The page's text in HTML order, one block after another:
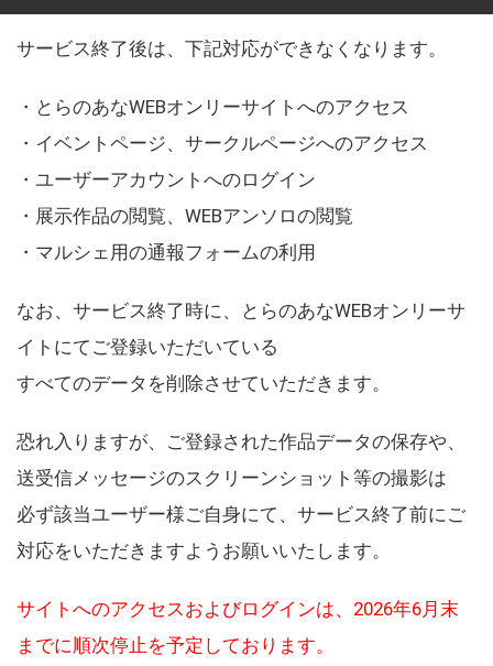
サービス終了後は、下記対応ができなくなります。
・とらのあなWEBオンリーサイトへのアクセス
・イベントページ、サークルページへのアクセス
・ユーザーアカウントへのログイン
・展示作品の閲覧、WEBアンソロの閲覧
・マルシェ用の通報フォームの利用
なお、サービス終了時に、とらのあなWEBオンリーサ
イトにてご登録いただいている
すべてのデータを削除させていただきます。
恐れ入りますが、ご登録された作品データの保存や、
送受信メッセージのスクリーンショット等の撮影は
必ず該当ユーザー様ご自身にて、サービス終了前にご
対応をいただきますようお願いいたします。
サイトへのアクセスおよびログインは、2026年6月末
までに順次停止を予定しております。